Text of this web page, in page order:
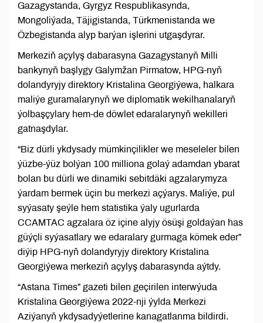
Gazagystanda, Gyrgyz Respublikasynda,
Mongoliýada, Täjigistanda, Türkmenistanda we
Özbegistanda alyp barýan işlerini utgaşdyrar.
Merkeziň açylyş dabarasyna Gazagystanyň Milli
bankynyň başlygy Galymžan Pirmatow, HPG-nyň
dolandyryjy direktory Kristalina Georgiýewa, halkara
maliýe guramalarynyň we diplomatik wekilhanalaryň
ýolbaşçylary hem-de döwlet edaralarynyň wekilleri
gatnaşdylar.
“Biz dürli ykdysady mümkinçilikler we meseleler bilen
ýüzbe-ýüz bolýan 100 milliona golaý adamdan ybarat
bolan bu dürli we dinamiki sebitdäki agzalarymyza
ýardam bermek üçin bu merkezi açýarys. Maliýe, pul
syýasaty şeýle hem statistika ýaly ugurlarda
CCAMTAC agzalara öz içine alyjy ösüşi goldaýan has
güýçli syýasatlary we edaralary gurmaga kömek eder”
diýip HPG-nyň dolandyryjy direktory Kristalina
Georgiýewa merkeziň açylyş dabarasynda aýtdy.
“Astana Times” gazeti bilen geçirilen interwýuda
Kristalina Georgiýewa 2022-nji ýylda Merkezi
Aziýanyň ykdysadyýetlerine kanagatlanma bildirdi.